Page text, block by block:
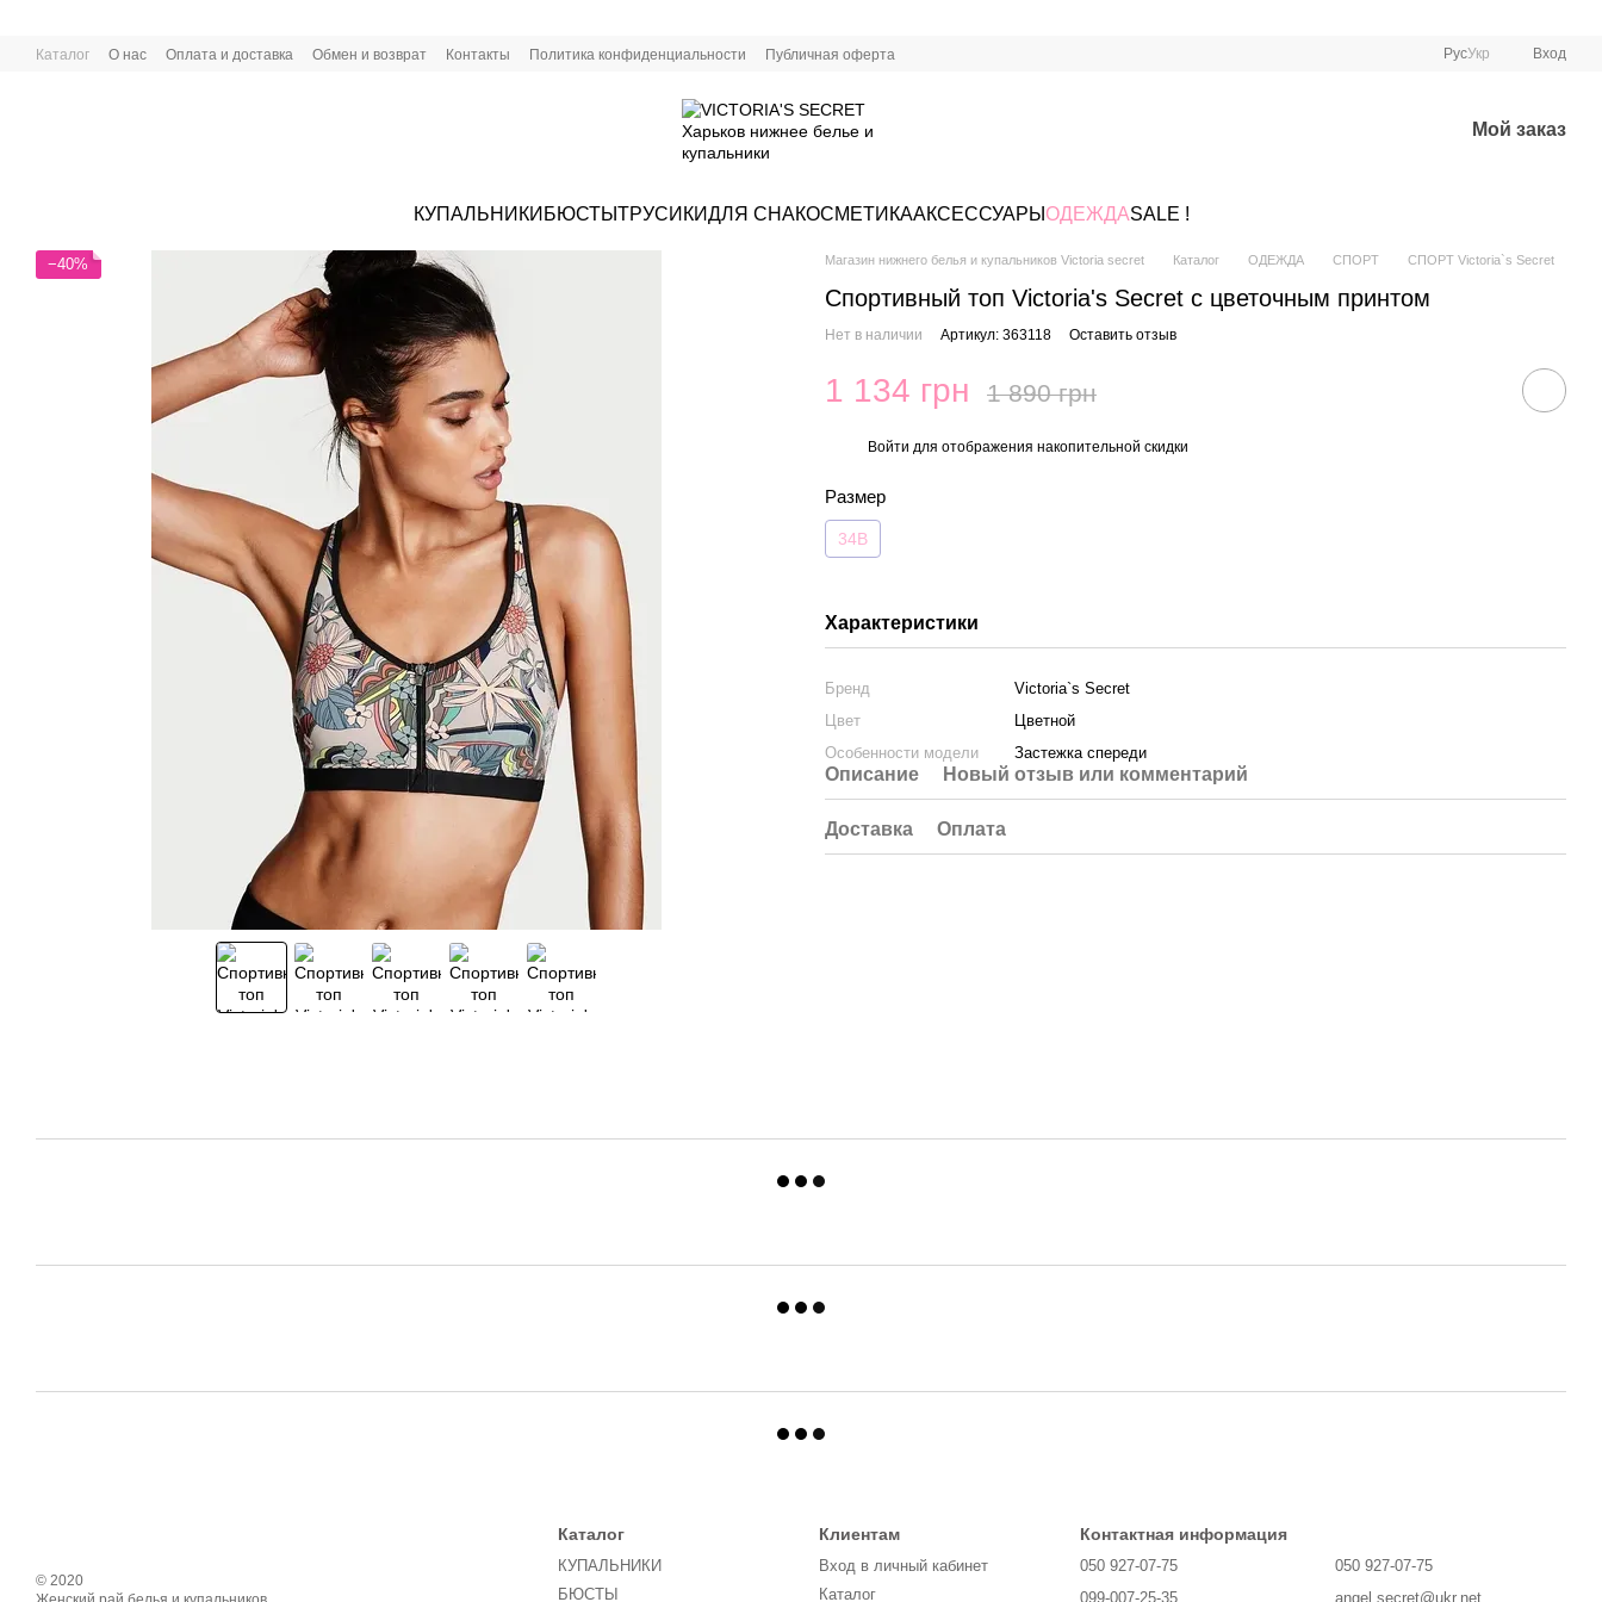
Каталог О нас Оплата и доставка Обмен и возврат Контакты Политика конфиденциальности Публичная оферта РусУкр Вход
Мой заказ
КУПАЛЬНИКИ БЮСТЫ ТРУСИКИДЛЯ СНАКОСМЕТИКААКСЕССУАРЫ ОДЕЖДАSALE !
−40% Магазин нижнего белья и купальников Victoria secret Каталог ОДЕЖДА СПОРТ СПОРТ Victoria`s Secret
Спортивный топ Victoria's Secret с цветочным принтом
Нет в наличии Артикул: 363118 Оставить отзыв
1 134 грн 1 890 грн
Войти для отображения накопительной скидки
Размер
34B
Характеристики
Бренд
Victoria`s Secret
Цвет
Цветной
Особенности модели
Застежка спереди
Описание Новый отзыв или комментарий
Доставка Оплата
© 2020
Каталог
КУПАЛЬНИКИ
БЮСТЫ
Клиентам
Вход в личный кабинет
Каталог
Контактная информация
050 927-07-75
099-007-25-35
050 927-07-75
angel.secret@ukr.net